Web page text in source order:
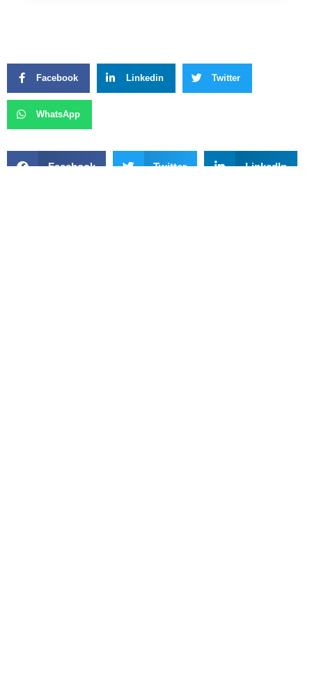
Facebook Linkedin Twitter
WhatsApp
Facebook Twitter LinkedIn